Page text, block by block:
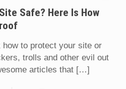
Safe? Here Is How
how to protect your site or
trolls and other evil out
articles that […]